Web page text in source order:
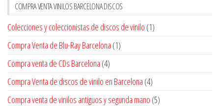
COMPRA VENTA VINILOS BARCELONA DISCOS
Colecciones y coleccionistas de discos de vinilo (1)
Compra Venta de Blu-Ray Barcelona (1)
Compra venta de CDs Barcelona (4)
Compra Venta de discos de vinilo en Barcelona (4)
Compra venta de vinilos antiguos y segunda mano (5)